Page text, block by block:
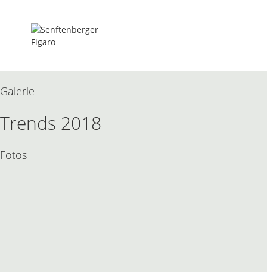
springen
Galerie
Trends 2018
Fotos